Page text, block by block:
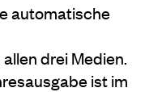
automatische
drei Medien.
ist im